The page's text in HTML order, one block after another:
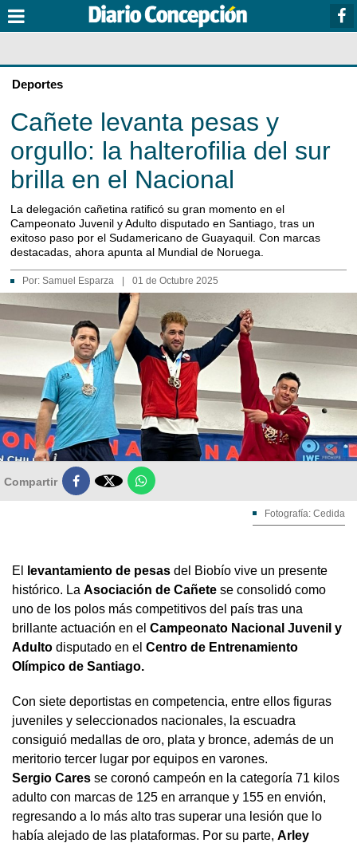
Deportes
Cañete levanta pesas y
orgullo: la halterofilia del sur
brilla en el Nacional
La delegación cañetina ratificó su gran momento en el
Campeonato Juvenil y Adulto disputado en Santiago, tras un
exitoso paso por el Sudamericano de Guayaquil. Con marcas
destacadas, ahora apunta al Mundial de Noruega.
Por: Samuel Esparza 01 de Octubre 2025
Compartir 
Fotografía: Cedida
El levantamiento de pesas del Biobío vive un presente
histórico. La Asociación de Cañete se consolidó como
uno de los polos más competitivos del país tras una
brillante actuación en el Campeonato Nacional Juvenil y
Adulto disputado en el Centro de Entrenamiento
Olímpico de Santiago.
Con siete deportistas en competencia, entre ellos figuras
juveniles y seleccionados nacionales, la escuadra
consiguió medallas de oro, plata y bronce, además de un
meritorio tercer lugar por equipos en varones.
Sergio Cares se coronó campeón en la categoría 71 kilos
adulto con marcas de 125 en arranque y 155 en envión,
regresando a lo más alto tras superar una lesión que lo
había alejado de las plataformas. Por su parte, Arley